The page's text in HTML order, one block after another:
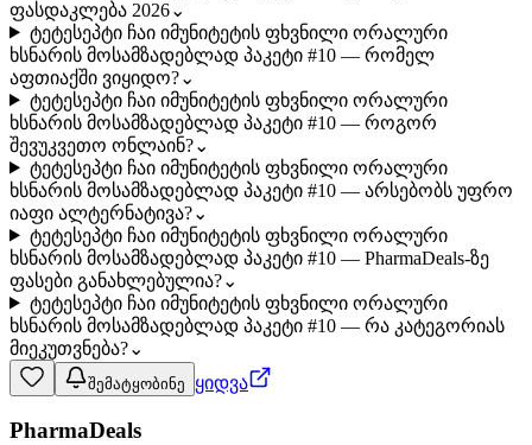
ფასდაკლება 2026⌄
ტეტესეპტი ჩაი იმუნიტეტის ფხვნილი ორალური
ხსნარის მოსამზადებლად პაკეტი #10 — რომელ
აფთიაქში ვიყიდო?⌄
ტეტესეპტი ჩაი იმუნიტეტის ფხვნილი ორალური
ხსნარის მოსამზადებლად პაკეტი #10 — როგორ
შევუკვეთო ონლაინ?⌄
ტეტესეპტი ჩაი იმუნიტეტის ფხვნილი ორალური
ხსნარის მოსამზადებლად პაკეტი #10 — არსებობს უფრო
იაფი ალტერნატივა?⌄
ტეტესეპტი ჩაი იმუნიტეტის ფხვნილი ორალური
ხსნარის მოსამზადებლად პაკეტი #10 — PharmaDeals-ზე
ფასები განახლებულია?⌄
ტეტესეპტი ჩაი იმუნიტეტის ფხვნილი ორალური
ხსნარის მოსამზადებლად პაკეტი #10 — რა კატეგორიას
მიეკუთვნება?⌄
შემატყობინე ყიდვა
PharmaDeals